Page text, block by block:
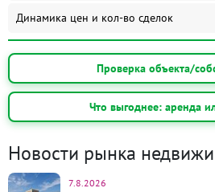
Динамика цен и кол-во сделок
Проверка объекта/
Что выгоднее: аренда
Новости рынка
7.8.2026